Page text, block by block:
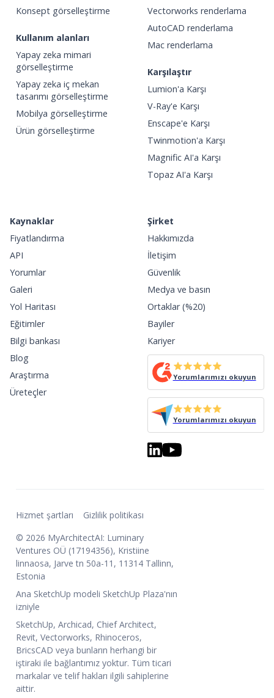
Konsept görselleştirme
Kullanım alanları
Yapay zeka mimari
görselleştirme
Yapay zeka iç mekan
tasarımı görselleştirme
Mobilya görselleştirme
Ürün görselleştirme
Vectorworks renderlama
AutoCAD renderlama
Mac renderlama
Karşılaştır
Lumion'a Karşı
V-Ray'e Karşı
Enscape'e Karşı
Twinmotion'a Karşı
Magnific AI'a Karşı
Topaz AI'a Karşı
Kaynaklar
Fiyatlandırma
API
Yorumlar
Galeri
Yol Haritası
Eğitimler
Bilgi bankası
Blog
Araştırma
Üreteçler
Şirket
Hakkımızda
İletişim
Güvenlik
Medya ve basın
Ortaklar (%20)
Bayiler
Kariyer
Yorumlarımızı okuyun
Yorumlarımızı okuyun
© 2026 MyArchitectAI: Luminary
Ventures OÜ (17194356), Kristiine
linnaosa, Jarve tn 50a-11, 11314 Tallinn,
Estonia
Ana SketchUp modeli SketchUp Plaza'nın
izniyle
SketchUp, Archicad, Chief Architect,
Revit, Vectorworks, Rhinoceros,
BricsCAD veya bunların herhangi bir
iştiraki ile bağlantımız yoktur. Tüm ticari
markalar ve telif hakları ilgili sahiplerine
aittir.
Hizmet şartları Gizlilik politikası